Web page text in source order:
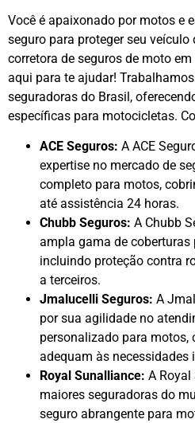
Você é apaixonado por motos e
seguro para proteger seu
corretora de seguros de moto
aqui para te ajudar!
seguradoras do Brasil,
específicas para motocicletas.
ACE Seguros: A ACE
expertise no mercado de
completo para motos,
até assistência 24 horas.
Chubb Seguros: A Chubb
ampla gama de
incluindo proteção contra
a terceiros.
Jmalucelli Seguros: A
por sua agilidade no
personalizado para motos,
adequam às necessidades
Royal Sunalliance: A
maiores seguradoras do
seguro abrangente para